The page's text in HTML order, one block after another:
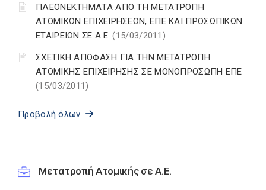
ΠΛΕΟΝΕΚΤΗΜΑΤΑ ΑΠΟ ΤΗ ΜΕΤΑΤΡΟΠΗ
ΑΤΟΜΙΚΩΝ ΕΠΙΧΕΙΡΗΣΕΩΝ, ΕΠΕ ΚΑΙ ΠΡΟΣΩΠΙΚΩΝ
ΕΤΑΙΡΕΙΩΝ ΣΕ Α.Ε.(15/03/2011)
ΣΧΕΤΙΚΗ ΑΠΟΦΑΣΗ ΓΙΑ ΤΗΝ ΜΕΤΑΤΡΟΠΗ
ΑΤΟΜΙΚΗΣ ΕΠΙΧΕΙΡΗΣΗΣ ΣΕ ΜΟΝΟΠΡΟΣΩΠΗ ΕΠΕ
(15/03/2011)
Προβολή όλων
Μετατροπή Ατομικής σε Α.Ε.